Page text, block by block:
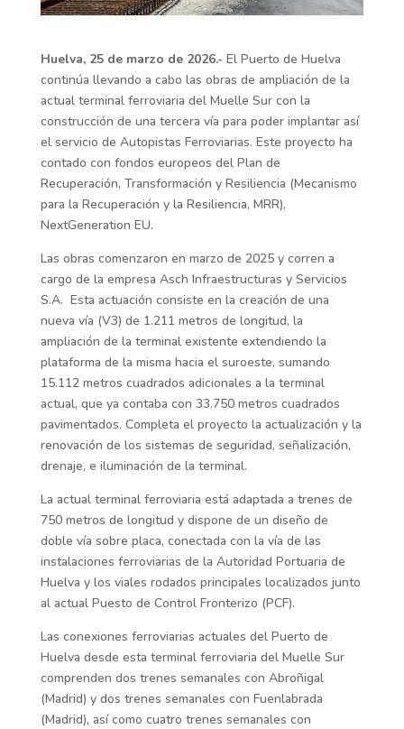
Huelva, 25 de marzo de 2026.- El Puerto de Huelva
continúa llevando a cabo las obras de ampliación de la
actual terminal ferroviaria del Muelle Sur con la
construcción de una tercera vía para poder implantar así
el servicio de Autopistas Ferroviarias. Este proyecto ha
contado con fondos europeos del Plan de
Recuperación, Transformación y Resiliencia (Mecanismo
para la Recuperación y la Resiliencia, MRR),
NextGeneration EU.
Las obras comenzaron en marzo de 2025 y corren a
cargo de la empresa Asch Infraestructuras y Servicios
S.A. Esta actuación consiste en la creación de una
nueva vía (V3) de 1.211 metros de longitud, la
ampliación de la terminal existente extendiendo la
plataforma de la misma hacia el suroeste, sumando
15.112 metros cuadrados adicionales a la terminal
actual, que ya contaba con 33.750 metros cuadrados
pavimentados. Completa el proyecto la actualización y la
renovación de los sistemas de seguridad, señalización,
drenaje, e iluminación de la terminal.
La actual terminal ferroviaria está adaptada a trenes de
750 metros de longitud y dispone de un diseño de
doble vía sobre placa, conectada con la vía de las
instalaciones ferroviarias de la Autoridad Portuaria de
Huelva y los viales rodados principales localizados junto
al actual Puesto de Control Fronterizo (PCF).
Las conexiones ferroviarias actuales del Puerto de
Huelva desde esta terminal ferroviaria del Muelle Sur
comprenden dos trenes semanales con Abroñigal
(Madrid) y dos trenes semanales con Fuenlabrada
(Madrid), así como cuatro trenes semanales con